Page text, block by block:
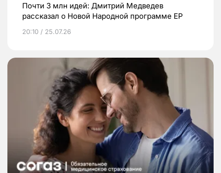
Почти 3 млн идей: Дмитрий Медведев
рассказал о Новой Народной программе ЕР
20:10 / 25.07.26